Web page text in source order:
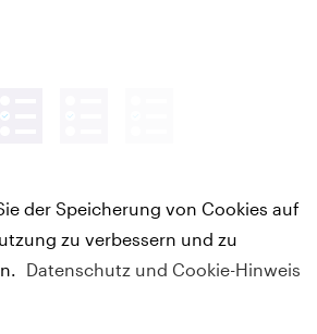
2026
der Speicherung von Cookies auf
zu verbessern und zu
Datenschutz und Cookie-Hinweis